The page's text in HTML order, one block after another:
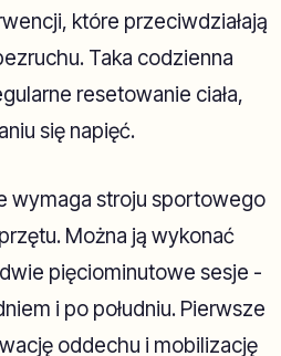
które przeciwdziałają
Taka codzienna
resetowanie ciała,
się napięć.
wymaga stroju sportowego
Można ją wykonać
pięciominutowe sesje -
i po południu. Pierwsze
oddechu i mobilizację